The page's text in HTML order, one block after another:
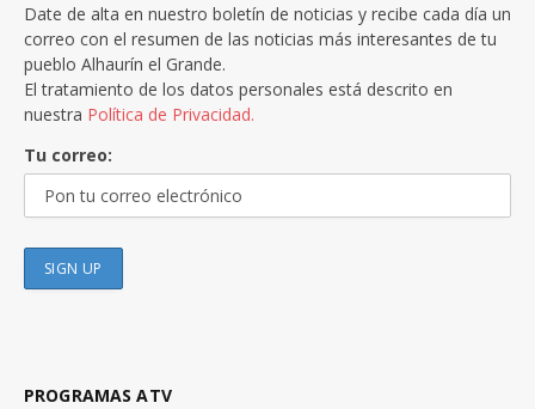
Date de alta en nuestro boletín de noticias y recibe cada día un
correo con el resumen de las noticias más interesantes de tu
pueblo Alhaurín el Grande.
El tratamiento de los datos personales está descrito en
nuestra Política de Privacidad.
Tu correo:
PROGRAMAS ATV